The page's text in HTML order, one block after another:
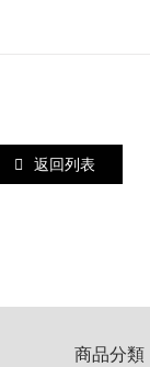
返回列表
商品分類